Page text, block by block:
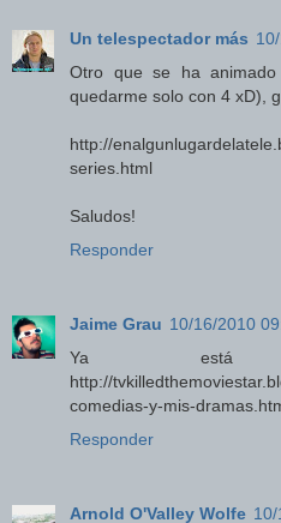
Un telespectador más
Otro que se ha
quedarme solo con 4 xD),
http://
series.html
Saludos!
Responder
Jaime Grau 10/16/2010
Ya está
http://
comedias-y-mis-
Responder
Arnold O'Valley Wolfe 10/